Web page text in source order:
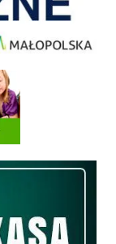
szkolny 2026/2027